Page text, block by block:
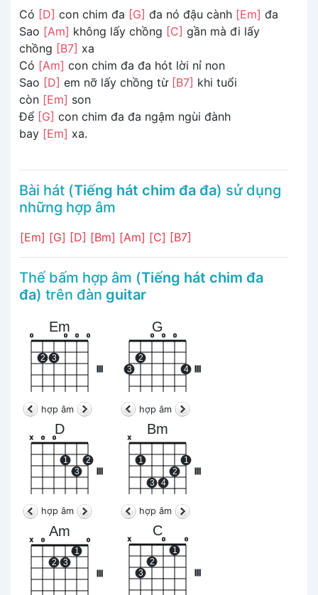
Có [D] con chim đa [G] đa nó đậu cành [Em] đa
Sao [Am] không lấy chồng [C] gần mà đi lấy
chồng [B7] xa
Có [Am] con chim đa đa hót lời nỉ non
Sao [D] em nỡ lấy chồng từ [B7] khi tuổi
còn [Em] son
Để [G] con chim đa đa ngậm ngùi đành
bay [Em] xa.
Bài hát (Tiếng hát chim đa đa) sử dụng
những hợp âm
[Em] [G] [D] [Bm] [Am] [C] [B7]
Thế bấm hợp âm (Tiếng hát chim đa
đa) trên đàn guitar
Em
o
2 3
o o o
hợp âm
G
3
2
o o o
4
hợp âm
D
III
x o o
1
3
2
hợp âm
Bm
x
1
3 4
2
1
hợp âm
Am
III
x o
2 3
1
o
C
x
3
2
o
1
o